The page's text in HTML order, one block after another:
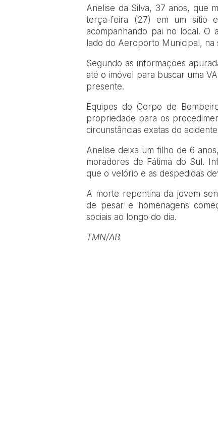
Anelise da Silva, 37 anos, que
terça-feira (27) em um sítio
acompanhando pai no local. O
lado do Aeroporto Municipal, na
Segundo as informações
até o imóvel para buscar uma
presente.
Equipes do Corpo de
propriedade para os
circunstâncias exatas do
Anelise deixa um filho de 6
moradores de Fátima do Sul.
que o velório e as despedidas
A morte repentina da jovem
de pesar e homenagens
sociais ao longo do dia.
TMN/AB